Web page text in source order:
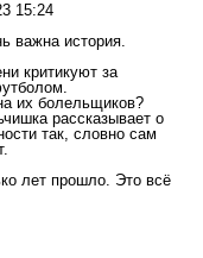
15:24
важна история.
критикуют за
их болельщиков?
рассказывает о
так, словно сам
лет прошло. Это всё